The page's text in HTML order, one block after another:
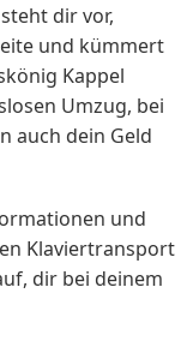
dir vor,
und kümmert
Kappel
Umzug, bei
auch dein Geld
und
Klaviertransport
dir bei deinem